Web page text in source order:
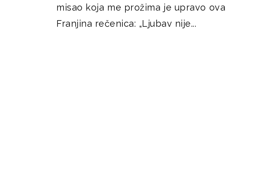
misao koja me prožima je upravo ova
Franjina rečenica: „Ljubav nije...